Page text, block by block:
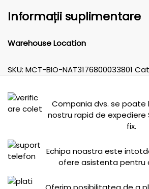
Informații suplimentare
Warehouse Location
SKU: MCT-BIO-NAT3176800033801
Compania dvs. se poate
nostru rapid de expediere
fix.
Echipa noastra este
ofere asistenta pentru